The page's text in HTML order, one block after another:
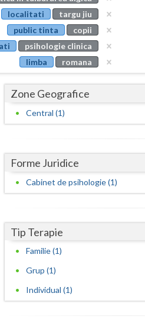
Buzau
Calarasi
Caras-Severin
Covasna
Dolj
Galati
Giurgiu
Gorj
localitati
targu jiu
public tinta
copii
psihologie clinica
limba
romana
Zone Geografice
Central (1)
Forme Juridice
Cabinet de psihologie (1)
Tip Terapie
Familie (1)
Grup (1)
Individual (1)